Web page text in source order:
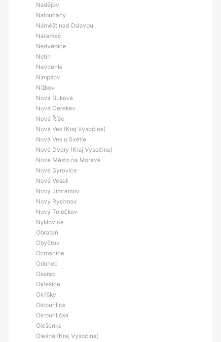
Nadějov
Naloučany
Náměšť nad Oslavou
Nárameč
Nedvědice
Netín
Nevcehle
Nimpšov
Nížkov
Nová Buková
Nová Cerekev
Nová Říše
Nová Ves (Kraj Vysočina)
Nová Ves u Světle
Nové Dvory (Kraj Vysočina)
Nové Město na Moravě
Nové Syrovice
Nové Veselí
Nový Jimramov
Nový Rychnov
Nový Telečkov
Nyklovice
Obrataň
Obyčtov
Ocmanice
Odunec
Okarec
Okřešice
Okříšky
Okrouhlice
Okrouhlička
Olešenka
Olešná (Kraj Vysočina)